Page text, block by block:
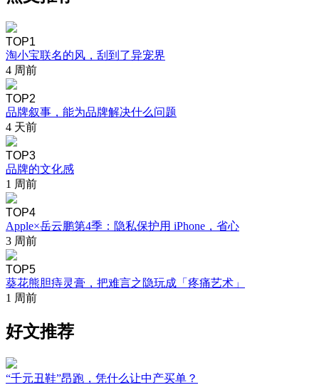
TOP1
淘小宝联名的风，刮到了异宠界
4 周前
TOP2
品牌叙事，能为品牌解决什么问题
4 天前
TOP3
品牌的文化感
1 周前
TOP4
Apple×岳云鹏第4季：隐私保护用 iPhone，省心
3 周前
TOP5
葵花熊胆痔灵膏，把难言之隐玩成「疼痛艺术」
1 周前
好文推荐
“千元丑鞋”昂跑，凭什么让中产买单？